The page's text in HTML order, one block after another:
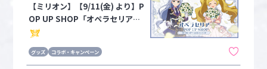
【ミリオン】【9/11(金) より】P
OP UP SHOP「オペラセリア」
コラボ情報 第2弾公開⚔
グッズ コラボ・キャンペーン